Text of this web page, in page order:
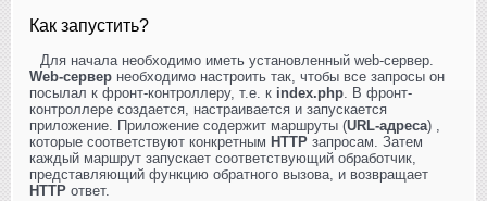
Как запустить?
Для начала необходимо иметь установленный web-сервер.
Web-сервер необходимо настроить так, чтобы все запросы он
посылал к фронт-контроллеру, т.е. к index.php. В фронт-
контроллере создается, настраивается и запускается
приложение. Приложение содержит маршруты (URL-адреса) ,
которые соответствуют конкретным HTTP запросам. Затем
каждый маршрут запускает соответствующий обработчик,
представляющий функцию обратного вызова, и возвращает
HTTP ответ.